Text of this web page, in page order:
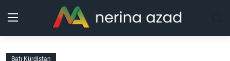
Kurdistan
Batı Kürdistan